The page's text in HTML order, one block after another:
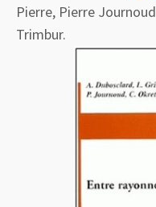
Pierre, Pierre Journoud
Trimbur.